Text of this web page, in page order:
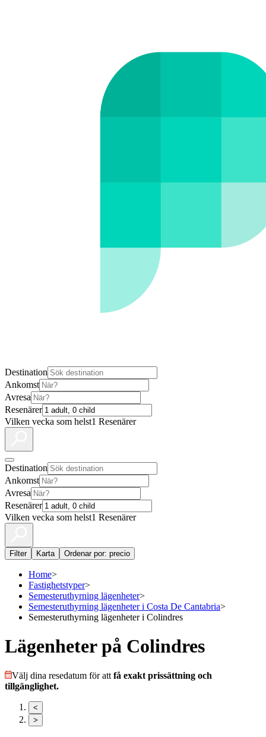
Destination
Ankomst
Avresa
Resenärer
Vilken vecka som helst1 Resenärer
Destination
Ankomst
Avresa
Resenärer
Vilken vecka som helst1 Resenärer
Filter Karta Ordenar por: precio
Home>
Fastighetstyper>
Semesteruthyrning lägenheter>
Semesteruthyrning lägenheter i Costa De Cantabria>
Semesteruthyrning lägenheter i Colindres
Lägenheter på Colindres
Välj dina resedatum för att få exakt prissättning och
tillgänglighet.
<
>